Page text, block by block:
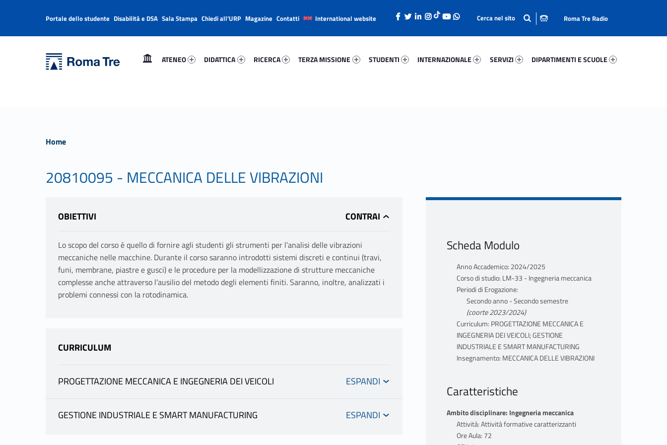
Università Roma Tre
ATENEO
DIDATTICA
RICERCA
TERZA MISSIONE
STUDENTI
INTERNAZIONALE
SERVIZI
DIPARTIMENTI E SCUOLE
Header info sidebar
Portale dello studente Disabilità e DSA Sala Stampa Chiedi all’URP Magazine Contatti International website Roma Tre Radio
Home
20810095 - MECCANICA DELLE VIBRAZIONI
OBIETTIVI
Lo scopo del corso è quello di fornire agli studenti gli strumenti per l’analisi delle vibrazioni
meccaniche nelle macchine. Durante il corso saranno introdotti sistemi discreti e continui (travi,
funi, membrane, piastre e gusci) e le procedure per la modellizzazione di strutture meccaniche
complesse anche attraverso l’ausilio del metodo degli elementi finiti. Saranno, inoltre, analizzati i
problemi connessi con la rotodinamica.
CURRICULUM
PROGETTAZIONE MECCANICA E INGEGNERIA DEI VEICOLI
GESTIONE INDUSTRIALE E SMART MANUFACTURING
Scheda Modulo
Anno Accademico: 2024/2025
Corso di studio: LM-33 - Ingegneria meccanica
Periodi di Erogazione:
Secondo anno - Secondo semestre
(coorte 2023/2024)
Curriculum: PROGETTAZIONE MECCANICA E
INGEGNERIA DEI VEICOLI; GESTIONE
INDUSTRIALE E SMART MANUFACTURING
Insegnamento: MECCANICA DELLE VIBRAZIONI
Caratteristiche
Ambito disciplinare: Ingegneria meccanica
Attività: Attività formative caratterizzanti
Ore Aula: 72